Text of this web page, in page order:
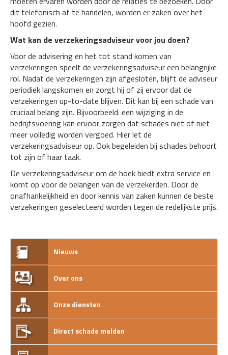
dit telefonisch af te handelen, worden er zaken over het
hoofd gezien.
Wat kan de verzekeringsadviseur voor jou doen?
Voor de advisering en het tot stand komen van
verzekeringen speelt de verzekeringsadviseur een belangrijke
rol. Nadat de verzekeringen zijn afgesloten, blijft de adviseur
periodiek langskomen en zorgt hij of zij ervoor dat de
verzekeringen up-to-date blijven. Dit kan bij een schade van
cruciaal belang zijn. Bijvoorbeeld: een wijziging in de
bedrijfsvoering kan ervoor zorgen dat schades niet of niet
meer volledig worden vergoed. Hier let de
verzekeringsadviseur op. Ook begeleiden bij schades behoort
tot zijn of haar taak.
De verzekeringsadviseur om de hoek biedt extra service en
komt op voor de belangen van de verzekerden. Door de
onafhankelijkheid en door kennis van zaken kunnen de beste
verzekeringen geselecteerd worden tegen de redelijkste prijs.
Nieuws
Over ons
Onze diensten
Direct schade melden